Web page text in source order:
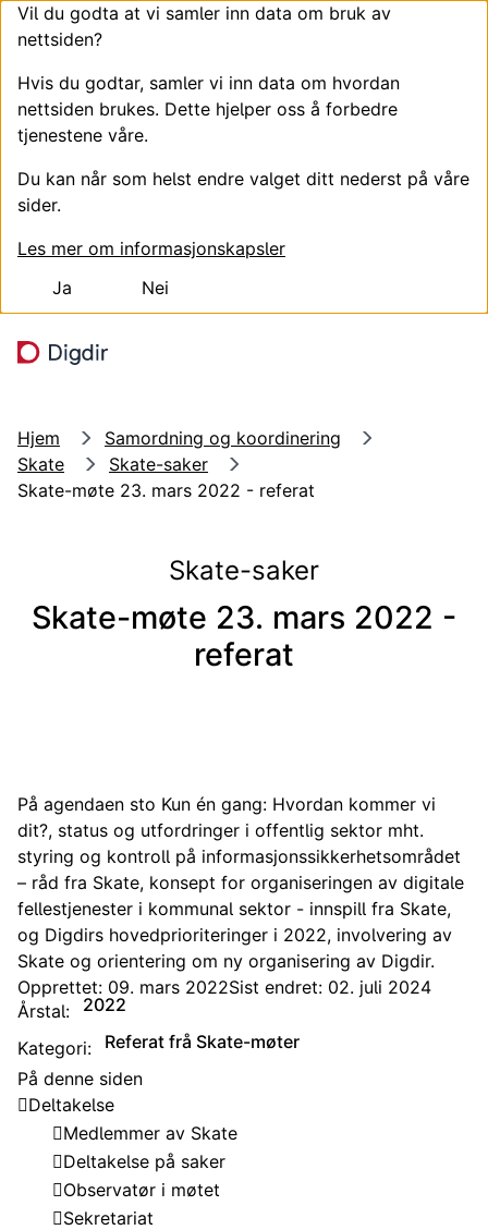
Vil du godta at vi samler inn data om bruk av
nettsiden?
Hvis du godtar, samler vi inn data om hvordan
nettsiden brukes. Dette hjelper oss å forbedre
tjenestene våre.
Du kan når som helst endre valget ditt nederst på våre
sider.
Les mer om informasjonskapsler
Ja
Nei
Hjem
Samordning og koordinering
Skate
Skate-saker
Skate-møte 23. mars 2022 - referat
Skate-saker
Skate-møte 23. mars 2022 -
referat
På agendaen sto Kun én gang: Hvordan kommer vi
dit?, status og utfordringer i offentlig sektor mht.
styring og kontroll på informasjonssikkerhetsområdet
– råd fra Skate, konsept for organiseringen av digitale
fellestjenester i kommunal sektor - innspill fra Skate,
og Digdirs hovedprioriteringer i 2022, involvering av
Skate og orientering om ny organisering av Digdir.
Opprettet: 09. mars 2022Sist endret: 02. juli 2024
Årstal:
2022
Kategori:
Referat frå Skate-møter
På denne siden
Deltakelse
Medlemmer av Skate
Deltakelse på saker
Observatør i møtet
Sekretariat